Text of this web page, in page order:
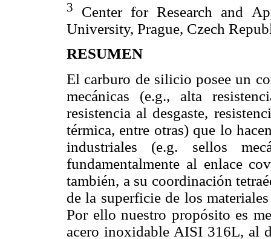
3
Center for Research and
University, Prague, Czech
RESUMEN
El carburo de silicio posee un
mecánicas (e.g., alta
resistencia al desgaste,
térmica, entre otras) que lo
industriales (e.g. sellos
fundamentalmente al enlace
también, a su coordinación
de la superficie de los
Por ello nuestro propósito es
acero inoxidable AISI 316L, al